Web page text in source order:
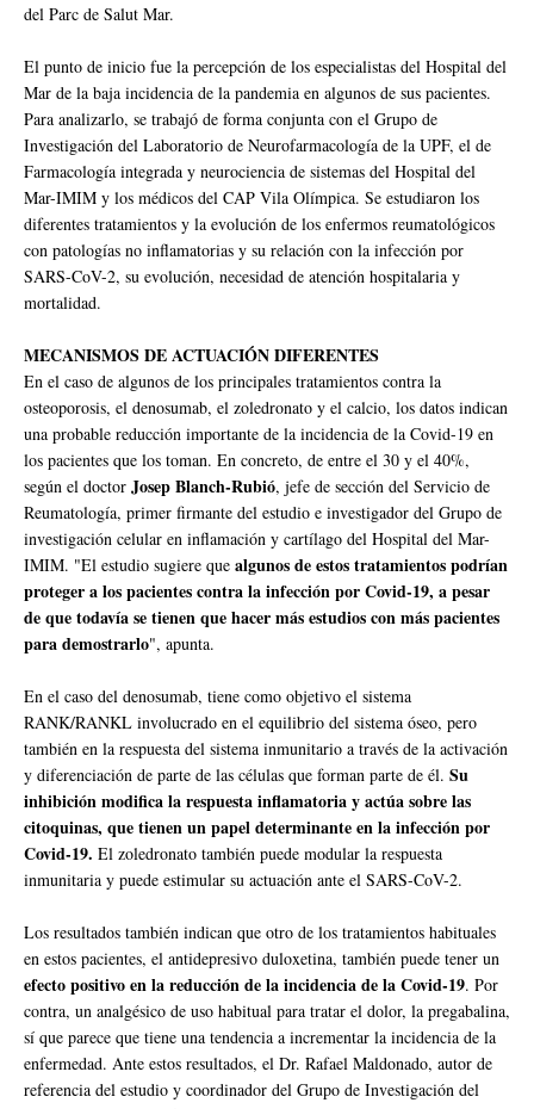
del Parc de Salut Mar.
El punto de inicio fue la percepción de los especialistas del Hospital del
Mar de la baja incidencia de la pandemia en algunos de sus pacientes.
Para analizarlo, se trabajó de forma conjunta con el Grupo de
Investigación del Laboratorio de Neurofarmacología de la UPF, el de
Farmacología integrada y neurociencia de sistemas del Hospital del
Mar-IMIM y los médicos del CAP Vila Olímpica. Se estudiaron los
diferentes tratamientos y la evolución de los enfermos reumatológicos
con patologías no inflamatorias y su relación con la infección por
SARS-CoV-2, su evolución, necesidad de atención hospitalaria y
mortalidad.
MECANISMOS DE ACTUACIÓN DIFERENTES
En el caso de algunos de los principales tratamientos contra la
osteoporosis, el denosumab, el zoledronato y el calcio, los datos indican
una probable reducción importante de la incidencia de la Covid-19 en
los pacientes que los toman. En concreto, de entre el 30 y el 40%,
según el doctor Josep Blanch-Rubió, jefe de sección del Servicio de
Reumatología, primer firmante del estudio e investigador del Grupo de
investigación celular en inflamación y cartílago del Hospital del Mar-
IMIM. "El estudio sugiere que algunos de estos tratamientos podrían
proteger a los pacientes contra la infección por Covid-19, a pesar
de que todavía se tienen que hacer más estudios con más pacientes
para demostrarlo", apunta.
En el caso del denosumab, tiene como objetivo el sistema
RANK/RANKL involucrado en el equilibrio del sistema óseo, pero
también en la respuesta del sistema inmunitario a través de la activación
y diferenciación de parte de las células que forman parte de él. Su
inhibición modifica la respuesta inflamatoria y actúa sobre las
citoquinas, que tienen un papel determinante en la infección por
Covid-19. El zoledronato también puede modular la respuesta
inmunitaria y puede estimular su actuación ante el SARS-CoV-2.
Los resultados también indican que otro de los tratamientos habituales
en estos pacientes, el antidepresivo duloxetina, también puede tener un
efecto positivo en la reducción de la incidencia de la Covid-19. Por
contra, un analgésico de uso habitual para tratar el dolor, la pregabalina,
sí que parece que tiene una tendencia a incrementar la incidencia de la
enfermedad. Ante estos resultados, el Dr. Rafael Maldonado, autor de
referencia del estudio y coordinador del Grupo de Investigación del